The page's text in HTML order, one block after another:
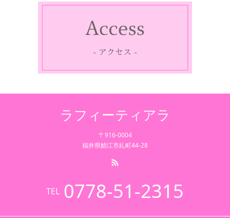
ラフィーティアラ
〒916-0004
福井県鯖江市糺町44-28
TEL 0778-51-2315